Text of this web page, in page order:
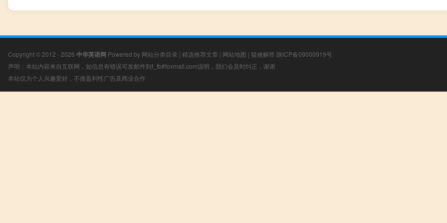
Copyright © 2012 - 2026 中华英语网 Powered by 网站分类目录 | 精选推荐文章 | 网站地图 | 疑难解答 陕ICP备09000919号
声明：本站内容来自互联网，如信息有错误可发邮件到f_fb#foxmail.com说明，我们会及时纠正，谢谢
本站仅为个人兴趣爱好，不接盈利性广告及商业合作